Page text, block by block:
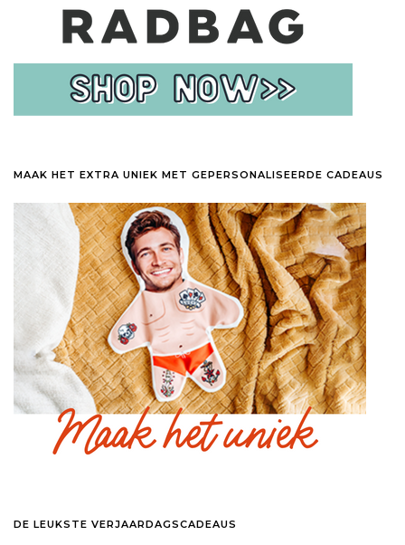
MAAK HET EXTRA UNIEK MET GEPERSONALISEERDE CADEAUS
DE LEUKSTE VERJAARDAGSCADEAUS